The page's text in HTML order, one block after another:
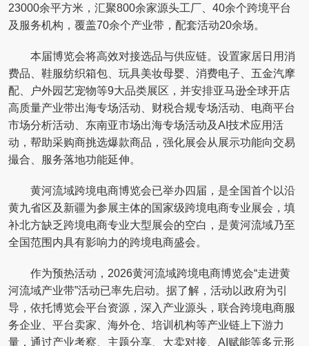
23000余平方米，汇聚800余家源头工厂、40余个跨境平台
及服务机构，覆盖70余个产业带，配套活动20余场。
本届博览会将高效对接选品与供应链。设置家居日用消
费品、鞋服纺织箱包、玩具美妆母婴、消费电子、五金汽摩
配、户外园艺宠物等9大品类展区，并安排亚马逊全球开店
高质量产业带出海专场活动、财税合规专场活动、电商平台
市场分析活动、东南亚市场出海专场活动及AI技术应用活
动，帮助采购商挑选爆款商品，强化展会从展示功能向交易
撮合、服务落地功能延伸。
黄河流域跨境电商博览会已举办四届，是全国首个以沿
黄九省区及新疆为参展主体的国家级跨境电商专业展会，填
补北方缺乏跨境电商专业大型展会的空白，是黄河流域乃至
全国范围内具有影响力的跨境电商盛会。
作为预热活动，2026黄河流域跨境电商博览会“走进黄
河流域产业带”活动已率先启动。据了解，活动以政府为引
导，依托博览会平台资源，深入产业源头，联合跨境电商服
务企业、平台卖家、海外仓、培训机构等产业链上下游力
量，通过产业考察、主题分享、大卖对接、AI赋能等多元形